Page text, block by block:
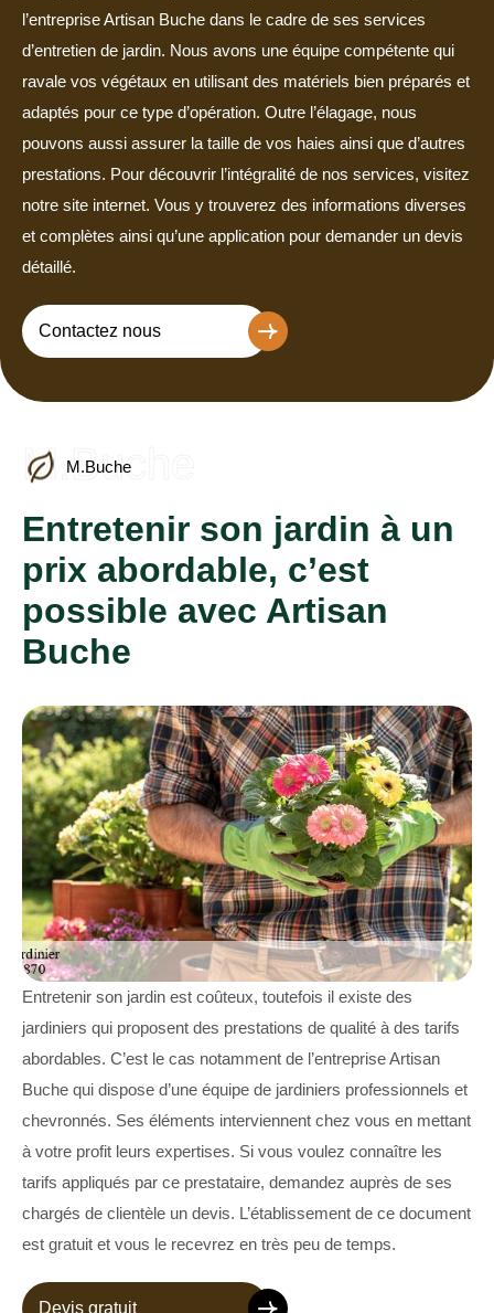
l’entreprise Artisan Buche dans le cadre de ses services
d’entretien de jardin. Nous avons une équipe compétente qui
ravale vos végétaux en utilisant des matériels bien préparés et
adaptés pour ce type d’opération. Outre l’élagage, nous
pouvons aussi assurer la taille de vos haies ainsi que d’autres
prestations. Pour découvrir l’intégralité de nos services, visitez
notre site internet. Vous y trouverez des informations diverses
et complètes ainsi qu’une application pour demander un devis
détaillé.
Contactez nous
M.Buche
M.Buche
Entretenir son jardin à un
prix abordable, c’est
possible avec Artisan
Buche
Entretenir son jardin est coûteux, toutefois il existe des
jardiniers qui proposent des prestations de qualité à des tarifs
abordables. C’est le cas notamment de l’entreprise Artisan
Buche qui dispose d’une équipe de jardiniers professionnels et
chevronnés. Ses éléments interviennent chez vous en mettant
à votre profit leurs expertises. Si vous voulez connaître les
tarifs appliqués par ce prestataire, demandez auprès de ses
chargés de clientèle un devis. L’établissement de ce document
est gratuit et vous le recevrez en très peu de temps.
Devis gratuit